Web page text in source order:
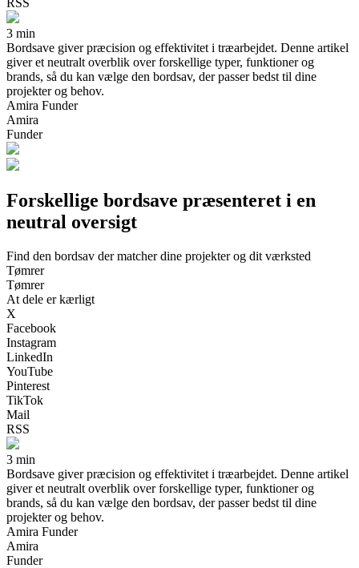
3 min
Bordsave giver præcision og effektivitet i træarbejdet. Denne artikel
giver et neutralt overblik over forskellige typer, funktioner og
brands, så du kan vælge den bordsav, der passer bedst til dine
projekter og behov.
Amira Funder
Amira
Funder
Forskellige bordsave præsenteret i en
neutral oversigt
Find den bordsav der matcher dine projekter og dit værksted
Tømrer
Tømrer
At dele er kærligt
X
Facebook
Instagram
LinkedIn
YouTube
Pinterest
TikTok
Mail
RSS
3 min
Bordsave giver præcision og effektivitet i træarbejdet. Denne artikel
giver et neutralt overblik over forskellige typer, funktioner og
brands, så du kan vælge den bordsav, der passer bedst til dine
projekter og behov.
Amira Funder
Amira
Funder